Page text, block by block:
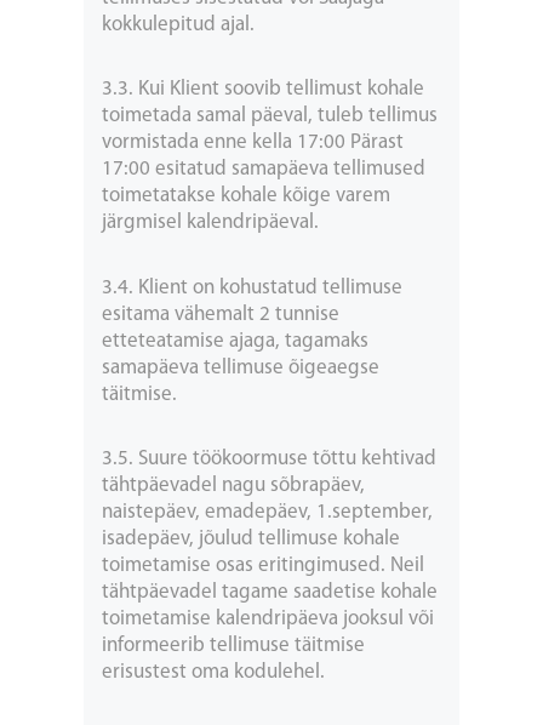
kokkulepitud ajal.
3.3. Kui Klient soovib tellimust kohale
toimetada samal päeval, tuleb tellimus
vormistada enne kella 17:00 Pärast
17:00 esitatud samapäeva tellimused
toimetatakse kohale kõige varem
järgmisel kalendripäeval.
3.4. Klient on kohustatud tellimuse
esitama vähemalt 2 tunnise
etteteatamise ajaga, tagamaks
samapäeva tellimuse õigeaegse
täitmise.
3.5. Suure töökoormuse tõttu kehtivad
tähtpäevadel nagu sõbrapäev,
naistepäev, emadepäev, 1.september,
isadepäev, jõulud tellimuse kohale
toimetamise osas eritingimused. Neil
tähtpäevadel tagame saadetise kohale
toimetamise kalendripäeva jooksul või
informeerib tellimuse täitmise
erisustest oma kodulehel.